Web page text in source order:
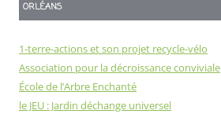
ORLÉANS
1-terre-actions et son projet recycle-vélo
Association pour la décroissance conviviale
École de l’Arbre Enchanté
le JEU : Jardin déchange universel